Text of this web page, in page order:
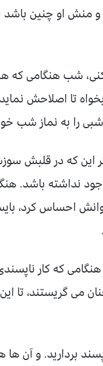
او چنین باشد
شب هنگامی که
بخواه تا اصلاحش
را به نماز شب
این که در قلبش
نداشته باشد.
احساس کرد،
که کار
می گریستند، تا
بردارید. و آن ها